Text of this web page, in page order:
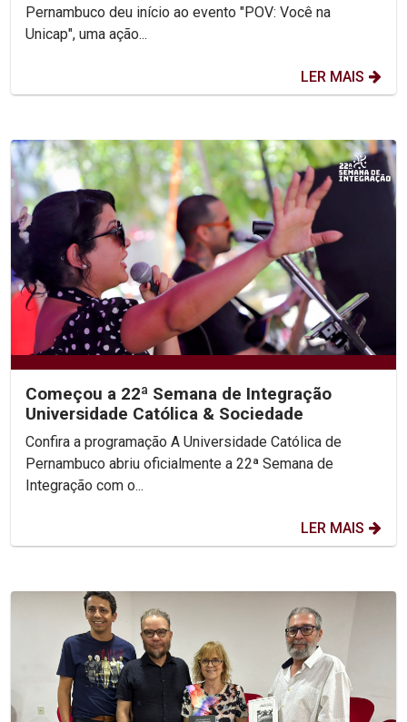
Pernambuco deu início ao evento "POV: Você na
Unicap", uma ação...
LER MAIS
Começou a 22ª Semana de Integração
Universidade Católica & Sociedade
Confira a programação A Universidade Católica de
Pernambuco abriu oficialmente a 22ª Semana de
Integração com o...
LER MAIS